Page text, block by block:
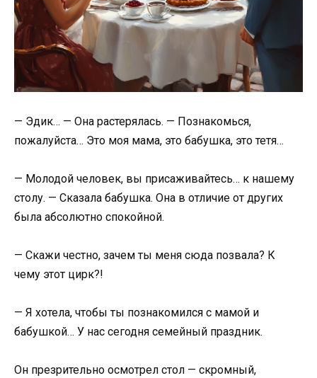
— Эдик… — Она растерялась. — Познакомься,
пожалуйста… Это моя мама, это бабушка, это тетя…
— Молодой человек, вы присаживайтесь… к нашему
столу. — Сказала бабушка. Она в отличие от других
была абсолютно спокойной.
— Скажи честно, зачем ты меня сюда позвала? К
чему этот цирк?!
— Я хотела, чтобы ты познакомился с мамой и
бабушкой… У нас сегодня семейный праздник.
Он презрительно осмотрел стол — скромный,